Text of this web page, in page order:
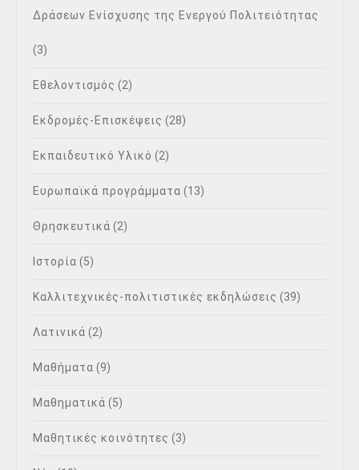
Δράσεων Ενίσχυσης της Ενεργού Πολιτειότητας
(3)
Εθελοντισμός (2)
Εκδρομές-Επισκέψεις (28)
Εκπαιδευτικό Υλικό (2)
Ευρωπαϊκά προγράμματα (13)
Θρησκευτικά (2)
Ιστορία (5)
Καλλιτεχνικές-πολιτιστικές εκδηλώσεις (39)
Λατινικά (2)
Μαθήματα (9)
Μαθηματικά (5)
Μαθητικές κοινότητες (3)